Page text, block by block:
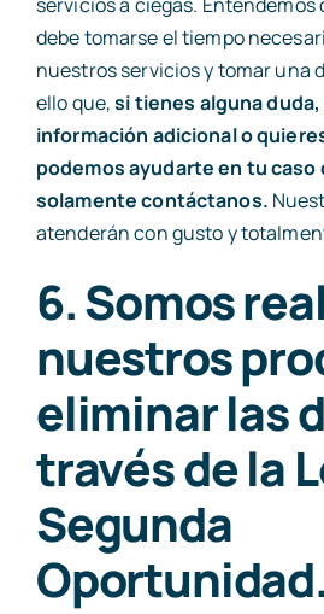
debe tomarse el tiempo
nuestros servicios y tomar una
ello que,sitienes alguna
información adicional o
podemos ayudarte en tu caso
solamente contáctanos.
atenderán con gusto y
6. Somos
nuestros
eliminar las
través de la
Segunda
Oportunidad.